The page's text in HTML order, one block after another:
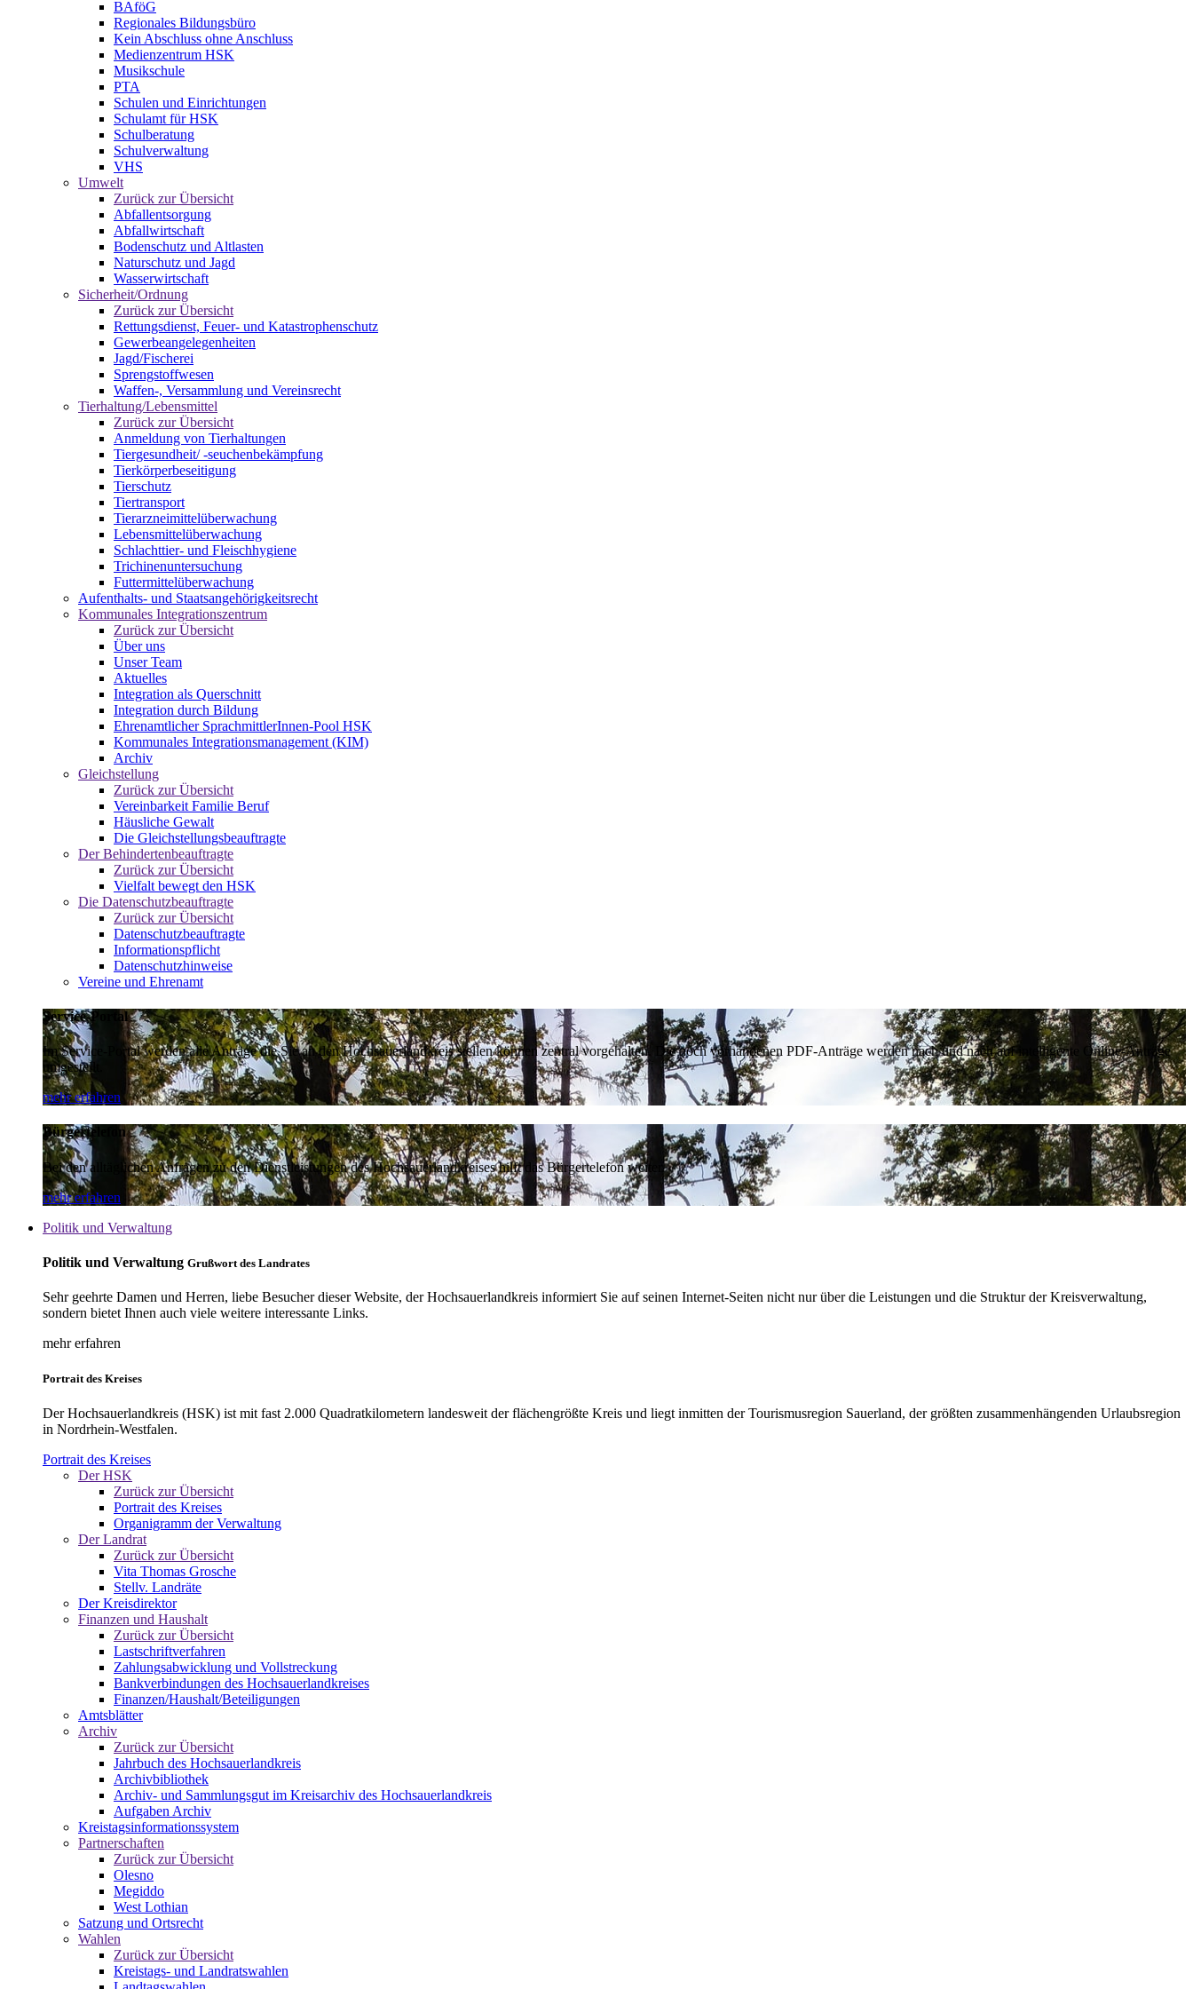
BAföG
Regionales Bildungsbüro
Kein Abschluss ohne Anschluss
Medienzentrum HSK
Musikschule
PTA
Schulen und Einrichtungen
Schulamt für HSK
Schulberatung
Schulverwaltung
VHS
Umwelt
Zurück zur Übersicht
Abfallentsorgung
Abfallwirtschaft
Bodenschutz und Altlasten
Naturschutz und Jagd
Wasserwirtschaft
Sicherheit/Ordnung
Zurück zur Übersicht
Rettungsdienst, Feuer- und Katastrophenschutz
Gewerbeangelegenheiten
Jagd/Fischerei
Sprengstoffwesen
Waffen-, Versammlung und Vereinsrecht
Tierhaltung/Lebensmittel
Zurück zur Übersicht
Anmeldung von Tierhaltungen
Tiergesundheit/ -seuchenbekämpfung
Tierkörperbeseitigung
Tierschutz
Tiertransport
Tierarzneimittelüberwachung
Lebensmittelüberwachung
Schlachttier- und Fleischhygiene
Trichinenuntersuchung
Futtermittelüberwachung
Aufenthalts- und Staatsangehörigkeitsrecht
Kommunales Integrationszentrum
Zurück zur Übersicht
Über uns
Unser Team
Aktuelles
Integration als Querschnitt
Integration durch Bildung
Ehrenamtlicher SprachmittlerInnen-Pool HSK
Kommunales Integrationsmanagement (KIM)
Archiv
Gleichstellung
Zurück zur Übersicht
Vereinbarkeit Familie Beruf
Häusliche Gewalt
Die Gleichstellungsbeauftragte
Der Behindertenbeauftragte
Zurück zur Übersicht
Vielfalt bewegt den HSK
Die Datenschutzbeauftragte
Zurück zur Übersicht
Datenschutzbeauftragte
Informationspflicht
Datenschutzhinweise
Vereine und Ehrenamt
Service-Portal
Im Service-Portal werden alle Anträge die Sie an den Hochsauerlandkreis stellen können zentral vorgehalten. Die noch vorhandenen PDF-Anträge werden nach und nach auf intelligente Online-Anträge
umgestellt.
mehr erfahren
Bürgertelefon
Bei den alltäglichen Anfragen zu den Dienstleistungen des Hochsauerlandkreises hilft das Bürgertelefon weiter.
mehr erfahren
Politik und Verwaltung
Politik und Verwaltung Grußwort des Landrates
Sehr geehrte Damen und Herren, liebe Besucher dieser Website, der Hochsauerlandkreis informiert Sie auf seinen Internet-Seiten nicht nur über die Leistungen und die Struktur der Kreisverwaltung,
sondern bietet Ihnen auch viele weitere interessante Links.
mehr erfahren
Portrait des Kreises
Der Hochsauerlandkreis (HSK) ist mit fast 2.000 Quadratkilometern landesweit der flächengrößte Kreis und liegt inmitten der Tourismusregion Sauerland, der größten zusammenhängenden Urlaubsregion
in Nordrhein-Westfalen.
Portrait des Kreises
Der HSK
Zurück zur Übersicht
Portrait des Kreises
Organigramm der Verwaltung
Der Landrat
Zurück zur Übersicht
Vita Thomas Grosche
Stellv. Landräte
Der Kreisdirektor
Finanzen und Haushalt
Zurück zur Übersicht
Lastschriftverfahren
Zahlungsabwicklung und Vollstreckung
Bankverbindungen des Hochsauerlandkreises
Finanzen/Haushalt/Beteiligungen
Amtsblätter
Archiv
Zurück zur Übersicht
Jahrbuch des Hochsauerlandkreis
Archivbibliothek
Archiv- und Sammlungsgut im Kreisarchiv des Hochsauerlandkreis
Aufgaben Archiv
Kreistagsinformationssystem
Partnerschaften
Zurück zur Übersicht
Olesno
Megiddo
West Lothian
Satzung und Ortsrecht
Wahlen
Zurück zur Übersicht
Kreistags- und Landratswahlen